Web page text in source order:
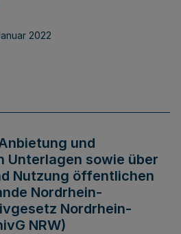
2022
und
Unterlagen sowie über
Nutzung öffentlichen
Nordrhein-
Nordrhein-
NRW)